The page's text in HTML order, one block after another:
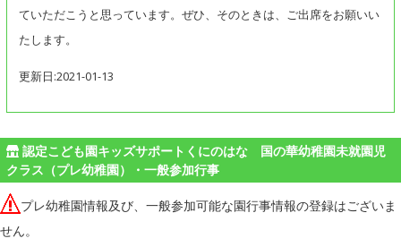
ていただこうと思っています。ぜひ、そのときは、ご出席をお願いい
たします。
更新日:2021-01-13
認定こども園キッズサポートくにのはな 国の華幼稚園未就園児
クラス（プレ幼稚園）・一般参加行事
プレ幼稚園情報及び、一般参加可能な園行事情報の登録はございま
せん。